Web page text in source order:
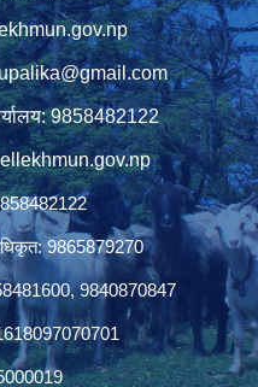
9858482122
9865879270
9840870847
1618097070701